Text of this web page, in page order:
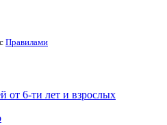
Правилами
от 6-ти лет и взрослых